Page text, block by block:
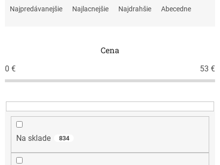
p
r
d
u
Najpredávanejšie Najlacnejšie Najdrahšie Abecedne
Cena
0 € 53 €
Na sklade 834